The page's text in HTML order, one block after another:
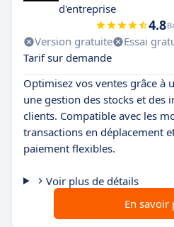
d'entreprise
4.8
Version gratuite Essai
Tarif sur demande
Optimisez vos ventes grâce à
une gestion des stocks et des
clients. Compatible avec les
transactions en déplacement
paiement flexibles.
Voir plus de détails
En savoir